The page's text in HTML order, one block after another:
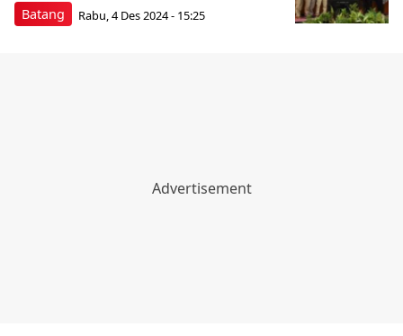
Batang Rabu, 4 Des 2024 - 15:25